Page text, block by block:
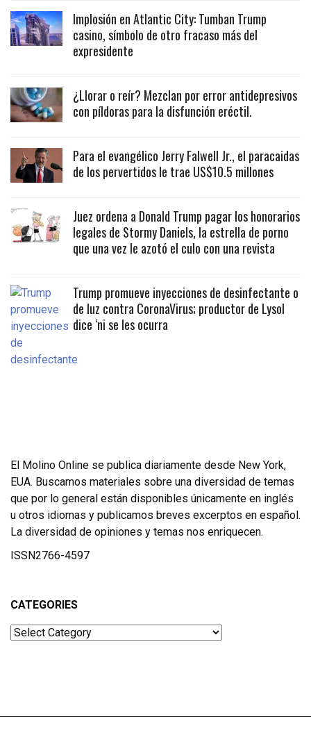
Implosión en Atlantic City: Tumban Trump
casino, símbolo de otro fracaso más del
expresidente
¿Llorar o reír? Mezclan por error antidepresivos
con píldoras para la disfunción eréctil.
Para el evangélico Jerry Falwell Jr., el paracaidas
de los pervertidos le trae US$10.5 millones
Juez ordena a Donald Trump pagar los honorarios
legales de Stormy Daniels, la estrella de porno
que una vez le azotó el culo con una revista
Trump promueve inyecciones de desinfectante o
de luz contra CoronaVirus; productor de Lysol
dice ‘ni se les ocurra
El Molino Online se publica diariamente desde New York,
EUA. Buscamos materiales sobre una diversidad de temas
que por lo general están disponibles únicamente en inglés
u otros idiomas y publicamos breves excerptos en español.
La diversidad de opiniones y temas nos enriquecen.
ISSN2766-4597
CATEGORIES
Categories